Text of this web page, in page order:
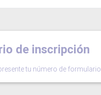
de inscripción
tu número de